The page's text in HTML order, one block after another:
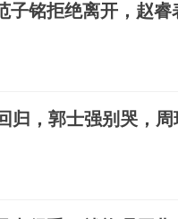
子铭拒绝离开，赵睿
归，郭士强别哭，周